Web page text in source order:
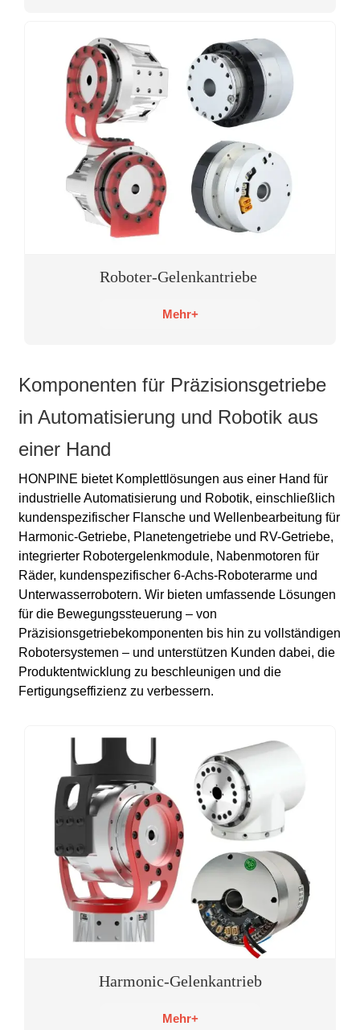
Roboter-Gelenkantriebe
Mehr+
Komponenten für Präzisionsgetriebe
in Automatisierung und Robotik aus
einer Hand
HONPINE bietet Komplettlösungen aus einer Hand für
industrielle Automatisierung und Robotik, einschließlich
kundenspezifischer Flansche und Wellenbearbeitung für
Harmonic-Getriebe, Planetengetriebe und RV-Getriebe,
integrierter Robotergelenkmodule, Nabenmotoren für
Räder, kundenspezifischer 6-Achs-Roboterarme und
Unterwasserrobotern. Wir bieten umfassende Lösungen
für die Bewegungssteuerung – von
Präzisionsgetriebekomponenten bis hin zu vollständigen
Robotersystemen – und unterstützen Kunden dabei, die
Produktentwicklung zu beschleunigen und die
Fertigungseffizienz zu verbessern.
Harmonic-Gelenkantrieb
Mehr+